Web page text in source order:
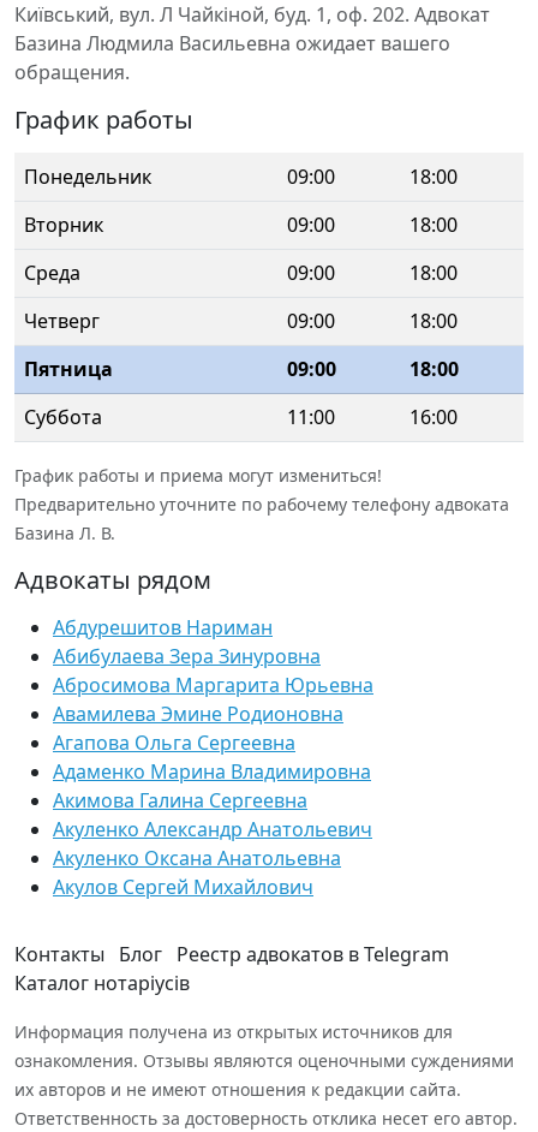
Київський, вул. Л Чайкіной, буд. 1, оф. 202. Адвокат
Базина Людмила Васильевна ожидает вашего
обращения.
График работы
Понедельник 09:00
18:00
Вторник
09:00
18:00
Среда
09:00
18:00
Четверг
09:00
18:00
Пятница
09:00
18:00
Суббота
11:00 16:00
График работы и приема могут измениться!
Предварительно уточните по рабочему телефону адвоката
Базина Л. В.
Адвокаты рядом
Абдурешитов Нариман
Абибулаева Зера Зинуровна
Абросимова Маргарита Юрьевна
Авамилева Эмине Родионовна
Агапова Ольга Сергеевна
Адаменко Марина Владимировна
Акимова Галина Сергеевна
Акуленко Александр Анатольевич
Акуленко Оксана Анатольевна
Акулов Сергей Михайлович
Контакты Блог Реестр адвокатов в Telegram
Каталог нотаріусів
Информация получена из открытых источников для
ознакомления. Отзывы являются оценочными суждениями
их авторов и не имеют отношения к редакции сайта.
Ответственность за достоверность отклика несет его автор.